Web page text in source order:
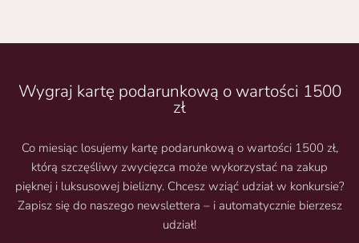
Wygraj kartę podarunkową o wartości 1500
zł
Co miesiąc losujemy kartę podarunkową o wartości 1500 zł,
którą szczęśliwy zwycięzca może wykorzystać na zakup
pięknej i luksusowej bielizny. Chcesz wziąć udział w konkursie?
Zapisz się do naszego newslettera – i automatycznie bierzesz
udział!